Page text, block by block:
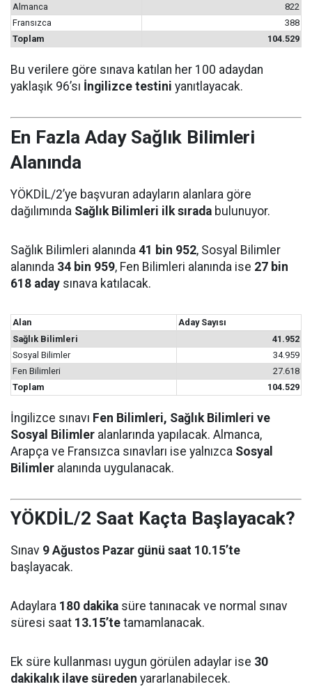
Almanca
822
Fransızca
388
Toplam
104.529
Bu verilere göre sınava katılan her 100 adaydan
yaklaşık 96’sı İngilizce testini yanıtlayacak.
En Fazla Aday Sağlık Bilimleri
Alanında
YÖKDİL/2’ye başvuran adayların alanlara göre
dağılımında Sağlık Bilimleri ilk sırada bulunuyor.
Sağlık Bilimleri alanında 41 bin 952, Sosyal Bilimler
alanında 34 bin 959, Fen Bilimleri alanında ise 27 bin
618 aday sınava katılacak.
Alan
Aday Sayısı
Sağlık Bilimleri
41.952
Sosyal Bilimler
34.959
Fen Bilimleri
27.618
Toplam
104.529
İngilizce sınavı Fen Bilimleri, Sağlık Bilimleri ve
Sosyal Bilimler alanlarında yapılacak. Almanca,
Arapça ve Fransızca sınavları ise yalnızca Sosyal
Bilimler alanında uygulanacak.
YÖKDİL/2 Saat Kaçta Başlayacak?
Sınav 9 Ağustos Pazar günü saat 10.15’te
başlayacak.
Adaylara 180 dakika süre tanınacak ve normal sınav
süresi saat 13.15’te tamamlanacak.
Ek süre kullanması uygun görülen adaylar ise 30
dakikalık ilave süreden yararlanabilecek.